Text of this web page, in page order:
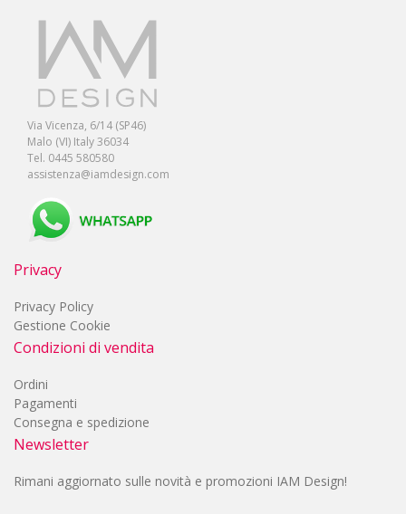
Via Vicenza, 6/14 (SP46)
Malo (VI) Italy 36034
Tel. 0445 580580
assistenza@iamdesign.com
Privacy
Privacy Policy
Gestione Cookie
Condizioni di vendita
Ordini
Pagamenti
Consegna e spedizione
Newsletter
Rimani aggiornato sulle novità e promozioni IAM Design!